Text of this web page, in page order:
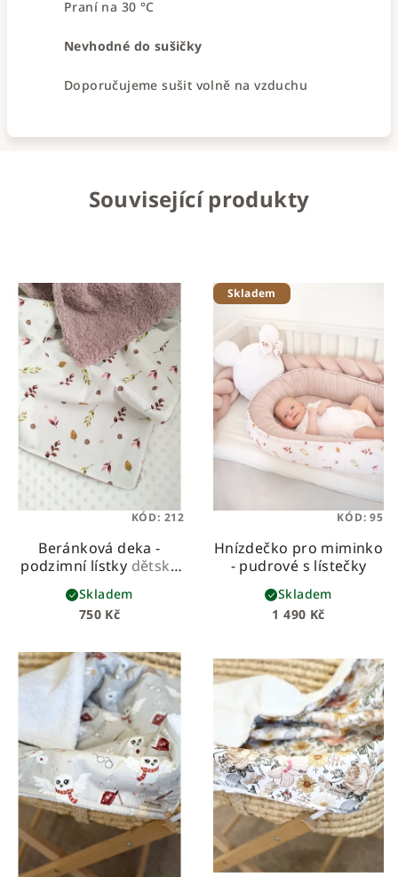
Praní na 30 °C
Nevhodné do sušičky
Doporučujeme sušit volně na vzduchu
Související produkty
Beránková deka -
podzimní lístky dětská
beránková deka z
prémiové bavlny a
hebkého beránka
750 Kč
Skladem
KÓD: 212
Skladem
Hnízdečko pro miminko
- pudrové s lístečky
1 490 Kč
Skladem
KÓD:95